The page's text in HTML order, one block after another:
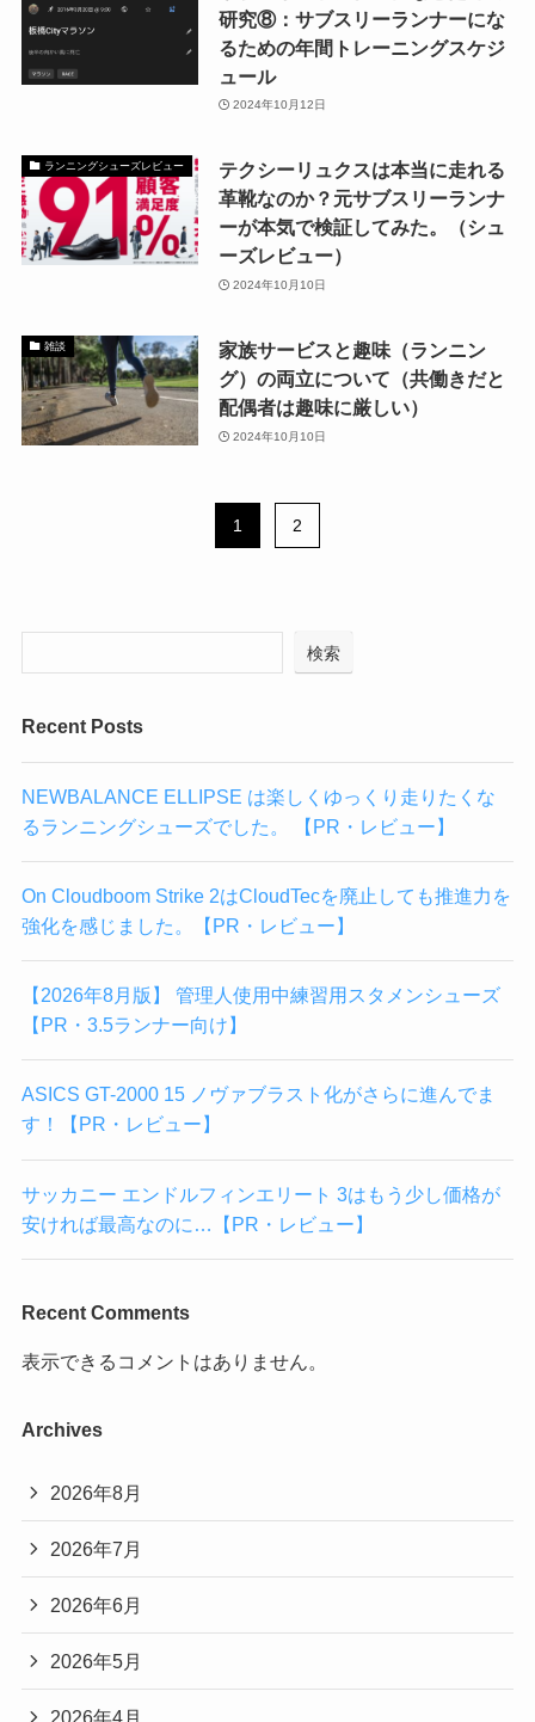
研究⑧：サブスリーランナーにな
るための年間トレーニングスケジ
ュール
2024年10月12日
ランニングシューズレビュー
テクシーリュクスは本当に走れる
革靴なのか？元サブスリーランナ
ーが本気で検証してみた。（シュ
ーズレビュー）
2024年10月10日
雑談
家族サービスと趣味（ランニン
グ）の両立について（共働きだと
配偶者は趣味に厳しい）
2024年10月10日
1 2
検索
Recent Posts
NEWBALANCE ELLIPSE は楽しくゆっくり走りたくな
るランニングシューズでした。 【PR・レビュー】
On Cloudboom Strike 2はCloudTecを廃止しても推進力を
強化を感じました。【PR・レビュー】
【2026年8月版】 管理人使用中練習用スタメンシューズ
【PR・3.5ランナー向け】
ASICS GT-2000 15 ノヴァブラスト化がさらに進んでま
す！【PR・レビュー】
サッカニー エンドルフィンエリート 3はもう少し価格が
安ければ最高なのに…【PR・レビュー】
Recent Comments
表示できるコメントはありません。
Archives
2026年8月
2026年7月
2026年6月
2026年5月